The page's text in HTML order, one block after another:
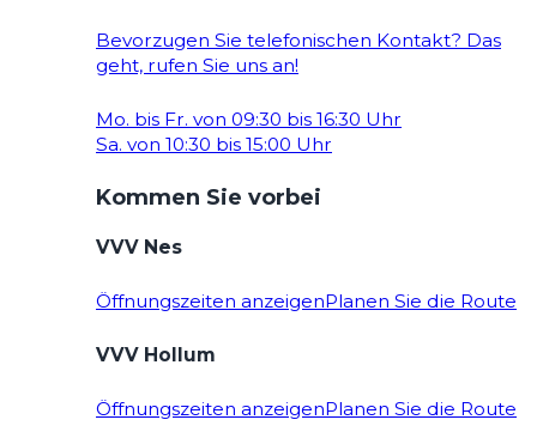
Bevorzugen Sie telefonischen Kontakt? Das
geht, rufen Sie uns an!
Mo. bis Fr. von 09:30 bis 16:30 Uhr
Sa. von 10:30 bis 15:00 Uhr
Kommen Sie vorbei
VVV Nes
Öffnungszeiten anzeigenPlanen Sie die Route
VVV Hollum
Öffnungszeiten anzeigenPlanen Sie die Route